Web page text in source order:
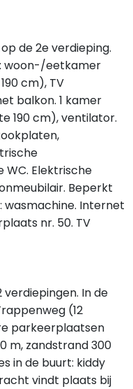
de 2e verdieping.
woon-/eetkamer
cm), TV
balkon. 1 kamer
190 cm), ventilator.
Elektrische
Beperkt
wasmachine. Internet
nr. 50. TV
verdiepingen. In de
(12
parkeerplaatsen
m, zandstrand 300
in de buurt: kiddy
vindt plaats bij